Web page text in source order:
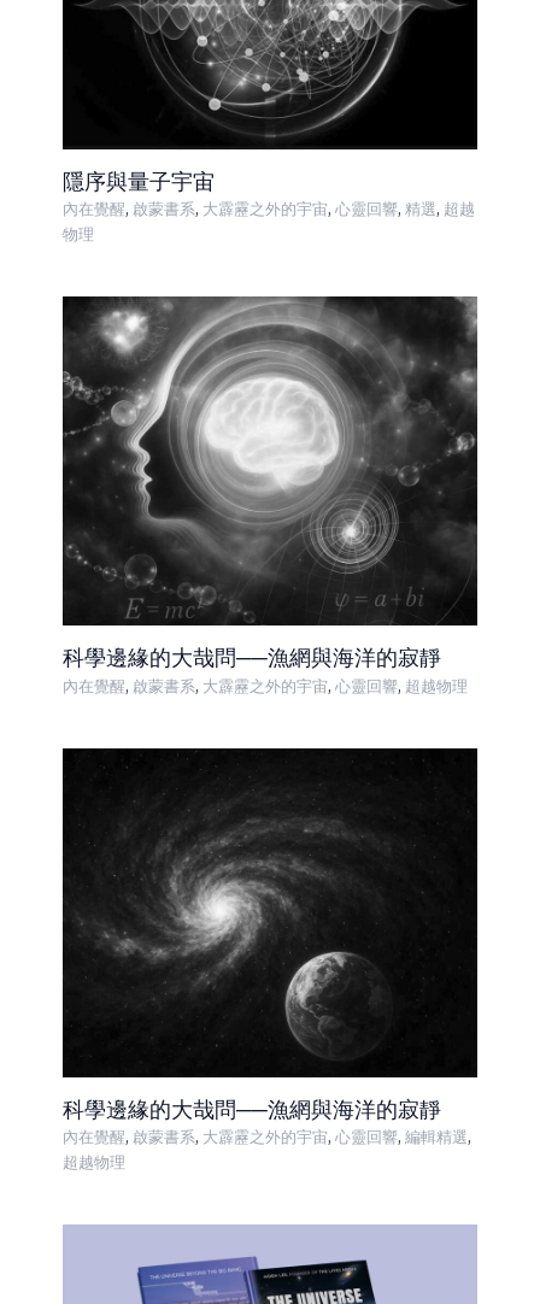
隱序與量子宇宙
內在覺醒, 啟蒙書系, 大霹靂之外的宇宙, 心靈回響, 精選, 超越
物理
科學邊緣的大哉問──漁網與海洋的寂靜
內在覺醒, 啟蒙書系, 大霹靂之外的宇宙, 心靈回響, 超越物理
科學邊緣的大哉問──漁網與海洋的寂靜
內在覺醒, 啟蒙書系, 大霹靂之外的宇宙, 心靈回響, 編輯精選,
超越物理